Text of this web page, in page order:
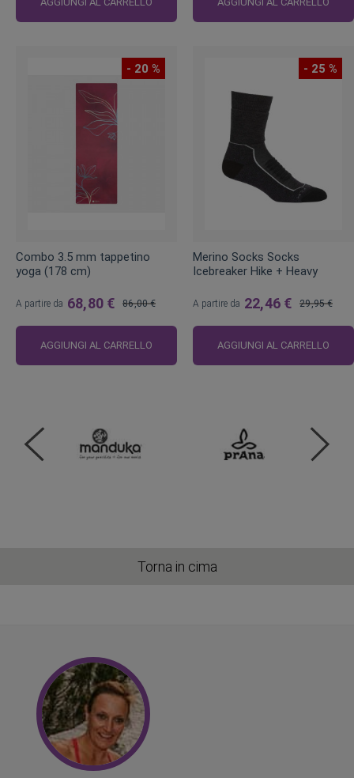
- 20 %
Combo 3.5 mm tappetino
yoga (178 cm)
A partire da 68,80 €
regolare
86,00 €
AGGIUNGI AL CARRELLO
- 25 %
Merino Socks Socks
Icebreaker Hike + Heavy
A partire da 22,46 €
regolare
29,95 €
AGGIUNGI AL CARRELLO
Torna in cima